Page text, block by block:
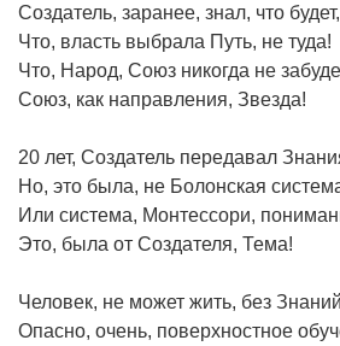
Создатель, заранее, знал, что будет,
Что, власть выбрала Путь, не туда!
Что, Народ, Союз никогда не
Союз, как направления, Звезда!
20 лет, Создатель передавал
Но, это была, не Болонская
Или система, Монтессори,
Это, была от Создателя, Тема!
Человек, не может жить, без
Опасно, очень, поверхностное